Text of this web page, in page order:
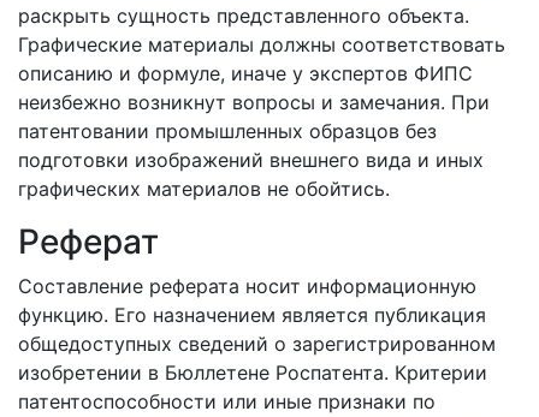
раскрыть сущность представленного объекта.
Графические материалы должны соответствовать
описанию и формуле, иначе у экспертов ФИПС
неизбежно возникнут вопросы и замечания. При
патентовании промышленных образцов без
подготовки изображений внешнего вида и иных
графических материалов не обойтись.
Реферат
Составление реферата носит информационную
функцию. Его назначением является публикация
общедоступных сведений о зарегистрированном
изобретении в Бюллетене Роспатента. Критерии
патентоспособности или иные признаки по